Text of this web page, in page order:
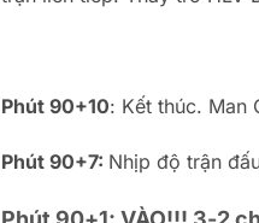
Phút 90+10: Kết thúc. Man
Phút 90+7: Nhịp độ trận